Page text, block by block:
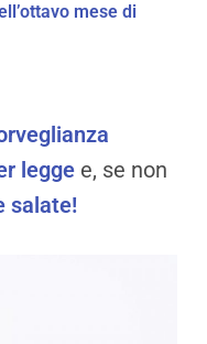
mese di
legge e, se non
salate!